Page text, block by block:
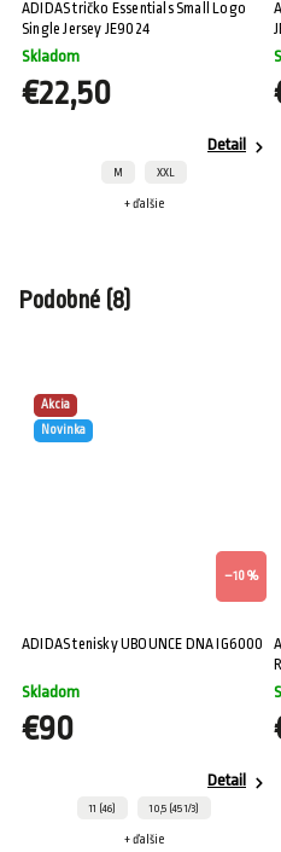
ADIDAS tričko Essentials Small Logo
Single Jersey JE9024
Skladom
€22,50
Detail
M XXL
+ ďalšie
Podobné (8)
Akcia
Novinka
–10 %
ADIDAS tenisky UBOUNCE DNA IG6000
Skladom
€90
Detail
11 (46) 10,5 (45 1/3)
+ ďalšie